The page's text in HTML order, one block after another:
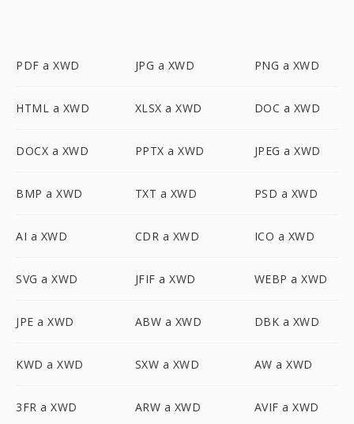
PDF a XWD JPG a XWD PNG a XWD
HTML a XWD XLSX a XWD DOC a XWD
DOCX a XWD PPTX a XWD JPEG a XWD
BMP a XWD TXT a XWD PSD a XWD
AI a XWD CDR a XWD ICO a XWD
SVG a XWD JFIF a XWD WEBP a XWD
JPE a XWD ABW a XWD DBK a XWD
KWD a XWD SXW a XWD AW a XWD
3FR a XWD ARW a XWD AVIF a XWD